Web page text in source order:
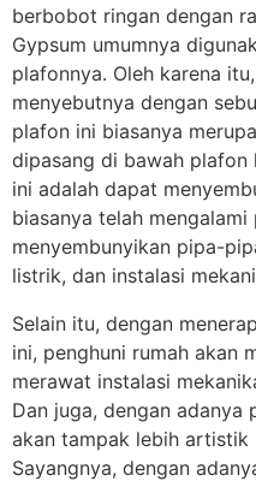
berbobot ringan dengan
Gypsum umumnya
plafonnya. Oleh karena
menyebutnya dengan
plafon ini biasanya
dipasang di bawah plafon
ini adalah dapat
biasanya telah
menyembunyikan pipa-
listrik, dan instalasi
Selain itu, dengan
ini, penghuni rumah akan
merawat instalasi
Dan juga, dengan adanya
akan tampak lebih
Sayangnya, dengan